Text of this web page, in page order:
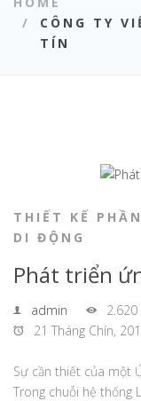
CÔNG TY
TÍN
THIẾT KẾ
DI ĐỘNG
Phát triển
admin 2.620
21 Tháng Chín,
Sự cần thiết của một
Trong chuỗi hệ thống